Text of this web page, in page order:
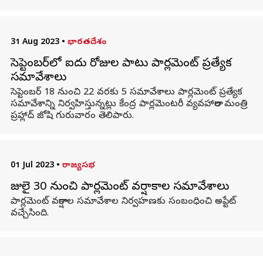
31 Aug 2023 • భారతదేశం
సెప్టెంబర్‌లో ఐదు రోజుల పాటు పార్లమెంట్ ప్రత్యేక
సమావేశాలు
సెప్టెంబర్ 18 నుంచి 22 వరకు 5 సమావేశాలు పార్లమెంట్ ప్రత్యేక
సమావేశాన్ని నిర్వహిస్తున్నట్లు కేంద్ర పార్లమెంటరీ వ్యవహారాల మంత్రి
ప్రహ్లాద్ జోషి గురువారం తెలిపారు.
01 Jul 2023 • రాజ్యసభ
జులై 30 నుంచి పార్లమెంట్ వర్షాకాల సమావేశాలు
పార్లమెంట్ వర్షాకాల సమావేశాల నిర్వహణకు సంబంధించి అప్టేట్
వచ్చేసింది.